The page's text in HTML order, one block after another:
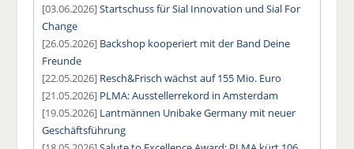
[03.06.2026]Startschuss für Sial Innovation und Sial For
Change
[26.05.2026] Backshop kooperiert mit der Band Deine
Freunde
[22.05.2026] Resch&Frisch wächst auf 155 Mio. Euro
[21.05.2026] PLMA: Ausstellerrekord in Amsterdam
[19.05.2026] Lantmännen Unibake Germany mit neuer
Geschäftsführung